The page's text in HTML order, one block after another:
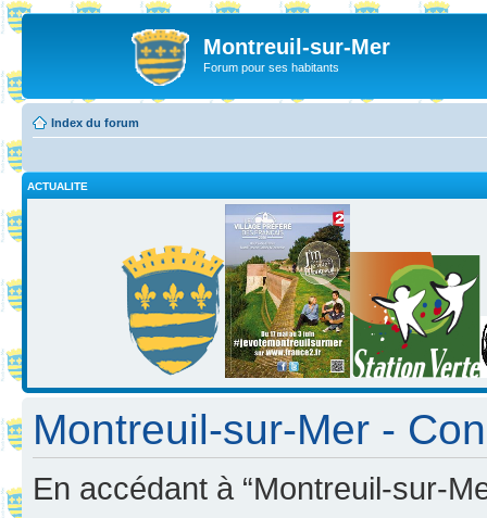
Montreuil-sur-Mer
Forum pour ses habitants
Index du forum
ACTUALITE
Montreuil-sur-Mer -
En accédant à “Montreuil-sur-